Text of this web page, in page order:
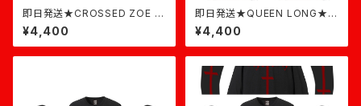
即日発送★CROSSED ZOE L
ONG★黒×白
¥4,400
即日発送★QUEEN LONG★ラ
イトピンク
¥4,400